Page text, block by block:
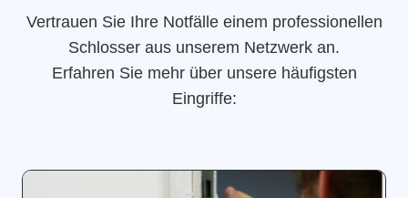
Vertrauen Sie Ihre Notfälle einem professionellen
Schlosser aus unserem Netzwerk an.
Erfahren Sie mehr über unsere häufigsten
Eingriffe: